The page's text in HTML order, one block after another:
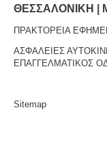
ΘΕΣΣΑΛΟΝΙΚΗ
ΠΡΑΚΤΟΡΕΙΑ
ΑΣΦΑΛΕΙΕΣ
ΕΠΑΓΓΕΛΜΑΤΙΚΟΣ
Sitemap